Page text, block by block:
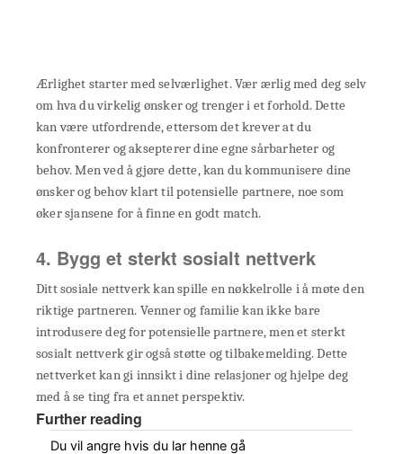
Ærlighet starter med selværlighet. Vær ærlig med deg selv
om hva du virkelig ønsker og trenger i et forhold. Dette
kan være utfordrende, ettersom det krever at du
konfronterer og aksepterer dine egne sårbarheter og
behov. Men ved å gjøre dette, kan du kommunisere dine
ønsker og behov klart til potensielle partnere, noe som
øker sjansene for å finne en godt match.
4. Bygg et sterkt sosialt nettverk
Ditt sosiale nettverk kan spille en nøkkelrolle i å møte den
riktige partneren. Venner og familie kan ikke bare
introdusere deg for potensielle partnere, men et sterkt
sosialt nettverk gir også støtte og tilbakemelding. Dette
nettverket kan gi innsikt i dine relasjoner og hjelpe deg
med å se ting fra et annet perspektiv.
Further reading
Du vil angre hvis du lar henne gå